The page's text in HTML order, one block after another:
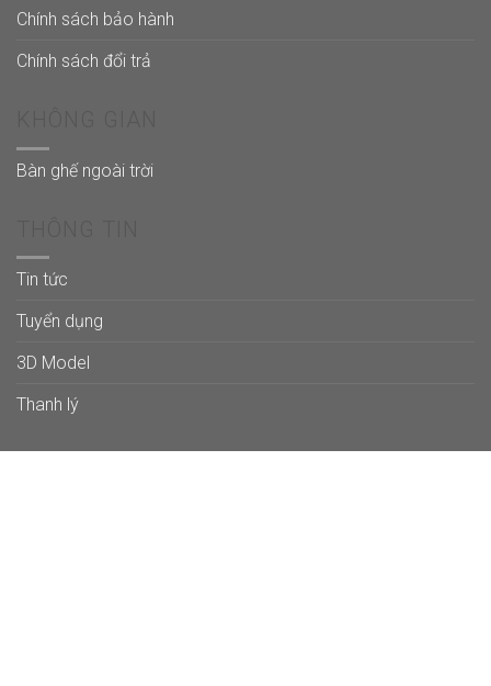
Chính sách bảo hành
Chính sách đổi trả
Bàn ghế ngoài trời
Tin tức
Tuyển dụng
3D Model
Thanh lý